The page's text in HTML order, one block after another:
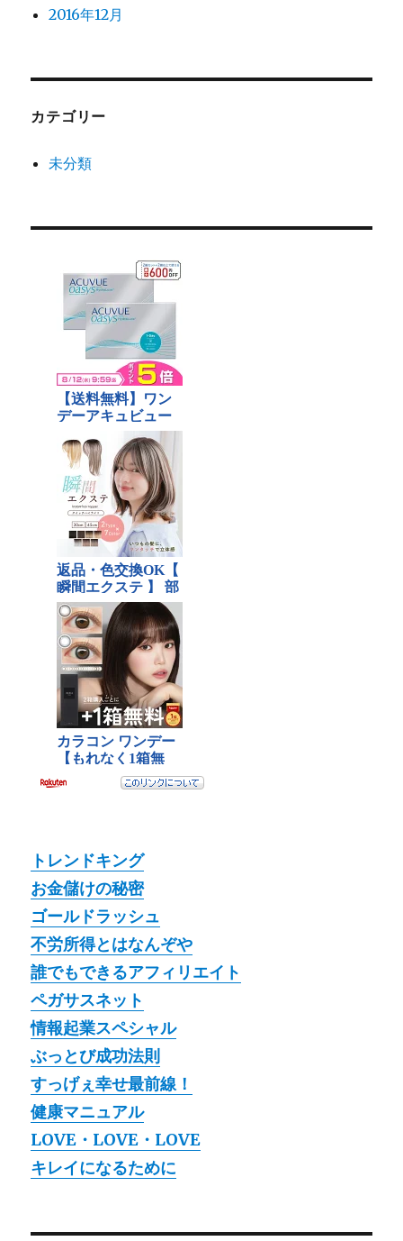
2016年12月
カテゴリー
未分類
トレンドキング
お金儲けの秘密
ゴールドラッシュ
不労所得とはなんぞや
誰でもできるアフィリエイト
ペガサスネット
情報起業スペシャル
ぶっとび成功法則
すっげぇ幸せ最前線！
健康マニュアル
LOVE・LOVE・LOVE
キレイになるために